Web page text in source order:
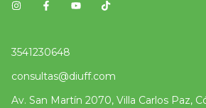
3541230648
consultas@diuff.com
Av. San Martín 2070, Villa Carlos Paz,